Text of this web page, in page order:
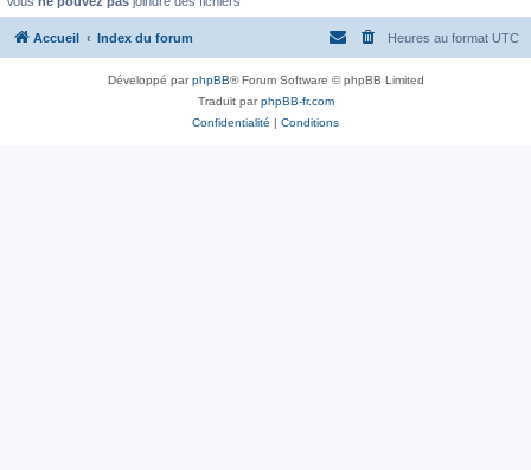
Accueil Index du forum Heures au format UTC
Développé parphpBB® Forum Software © phpBB Limited
Traduit parphpBB-fr.com
Confidentialité | Conditions